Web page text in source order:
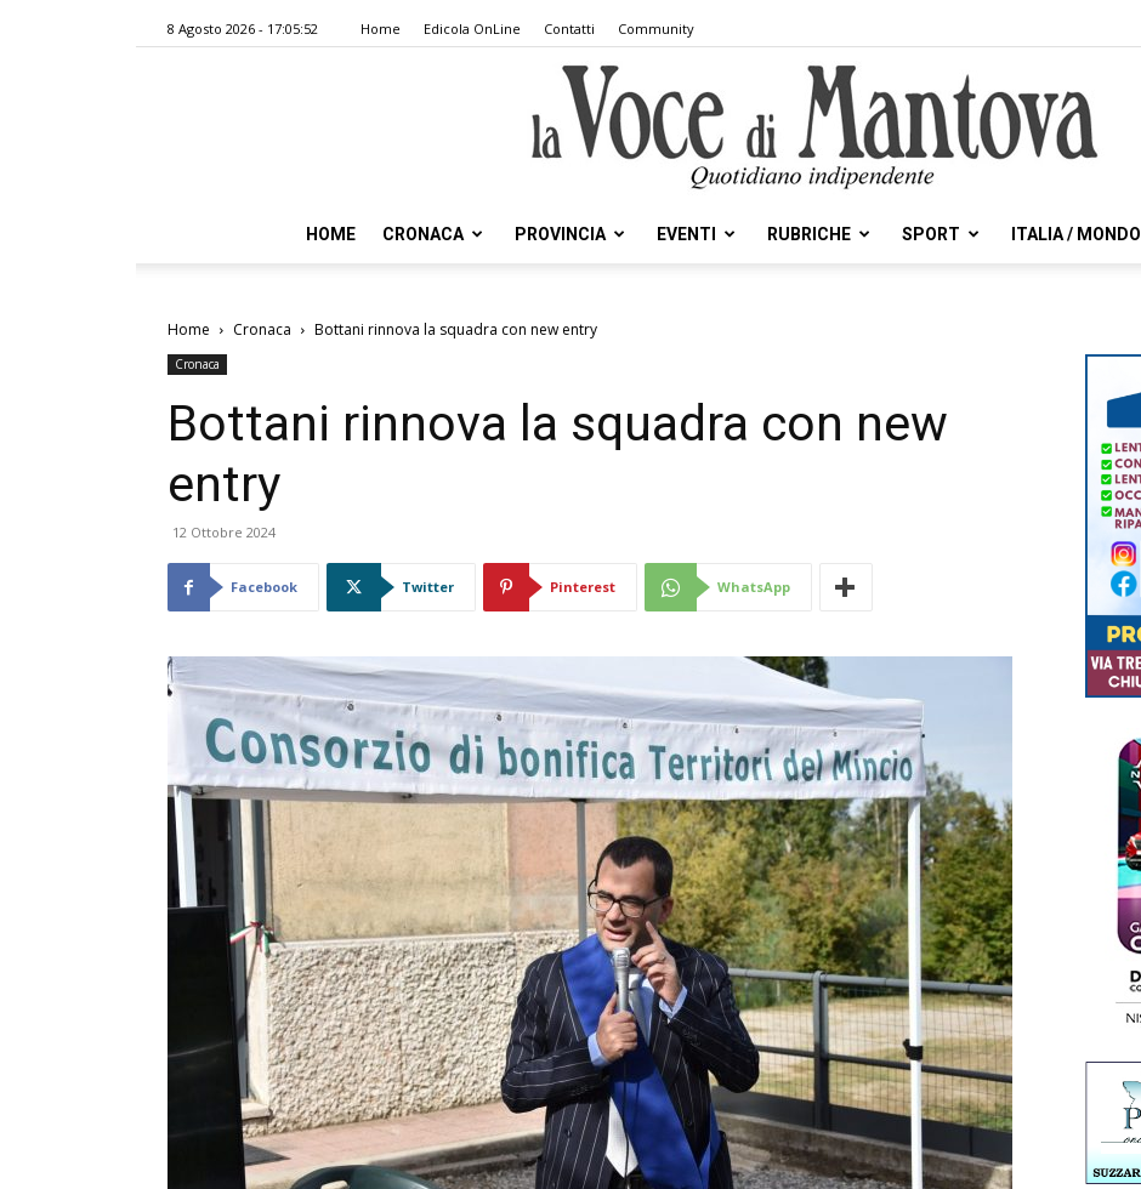
8 Agosto 2026 - 17:05:52 Home Edicola OnLine Contatti Community
Voce
Mantova
HOME CRONACA PROVINCIA EVENTI RUBRICHE SPORT ITALIA / MONDO
Home Cronaca Bottani rinnova la squadra con new entry
Cronaca
Bottani rinnova la squadra con new
entry
12 Ottobre 2024
Facebook Twitter Pinterest WhatsApp